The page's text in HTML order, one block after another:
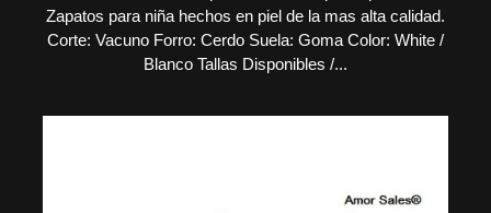
Zapatos para niña hechos en piel de la mas alta calidad.
Corte: Vacuno Forro: Cerdo Suela: Goma Color: White /
Blanco Tallas Disponibles /...